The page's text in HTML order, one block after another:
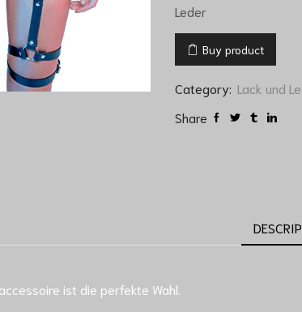
Leder
Buy product
Category: Lack und
Share
ist die perfekte Wahl.